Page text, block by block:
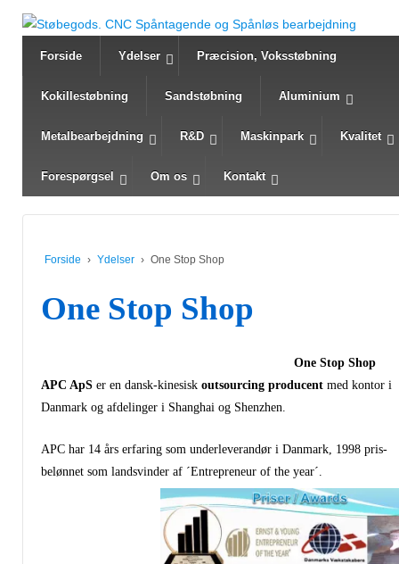
Forside Ydelser Præcision, Voksstøbning
Kokillestøbning Sandstøbning Aluminium
Metalbearbejdning R&D Maskinpark Kvalitet
Forespørgsel Om os Kontakt
Forside › Ydelser › One Stop Shop
One Stop Shop
One Stop Shop
APC ApS er en dansk-kinesisk outsourcing producent med kontor i
Danmark og afdelinger i Shanghai og Shenzhen.
APC har 14 års erfaring som underleverandør i Danmark, 1998 pris-
belønnet som landsvinder af ´Entrepreneur of the year´.